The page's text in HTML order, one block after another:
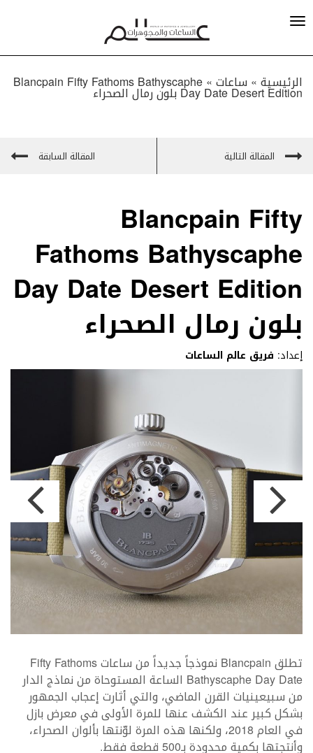
الرئيسية » ساعات»
Blancpain Fifty Fathoms Bathyscaphe
Day Date Desert Edition بلون رمال الصحراء
المقالة التالية المقالة السابقة
Blancpain Fifty
Fathoms Bathyscaphe
Day Date Desert Edition
بلون رمال الصحراء
إعداد: فريق عالم الساعات
تطلق Blancpain نموذجاً جديداً من ساعات Fifty Fathoms
Bathyscaphe Day Date الساعة المستوحاة من نماذج الدار
من سبيعينيات القرن الماضي، والتي أثارت إعجاب الجمهور
بشكل كبير عند الكشف عنها للمرة الأولى في معرض بازل
في العام 2018، ولكنها هذه المرة لوّنتها بألوان الصحراء،
وأنتجتها بكمية محدودة بـ500 قطعة فقط.